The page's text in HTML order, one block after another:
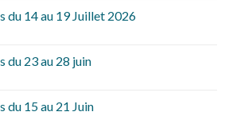
du 14 au 19 Juillet 2026
du 23 au 28 juin
du 15 au 21 Juin